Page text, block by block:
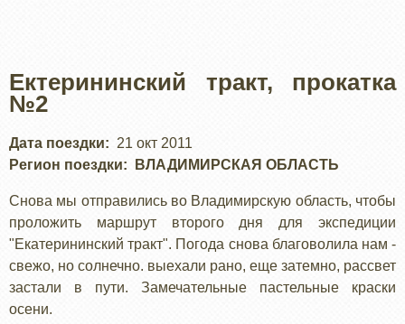
Ектерининский тракт, прокатка
№2
Дата поездки
21 окт 2011
Регион поездки
ВЛАДИМИРСКАЯ ОБЛАСТЬ
Снова мы отправились во Владимирскую область, чтобы
проложить маршрут второго дня для экспедиции
"Екатерининский тракт". Погода снова благоволила нам -
свежо, но солнечно. выехали рано, еще затемно, рассвет
застали в пути. Замечательные пастельные краски
осени.